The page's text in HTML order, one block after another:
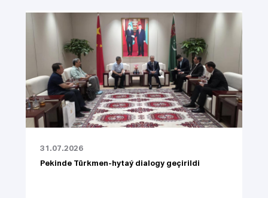
31.07.2026
Pekinde Türkmen-hytaý dialogy geçirildi